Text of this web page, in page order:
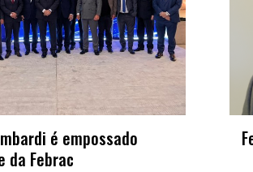
é empossado
da Febrac